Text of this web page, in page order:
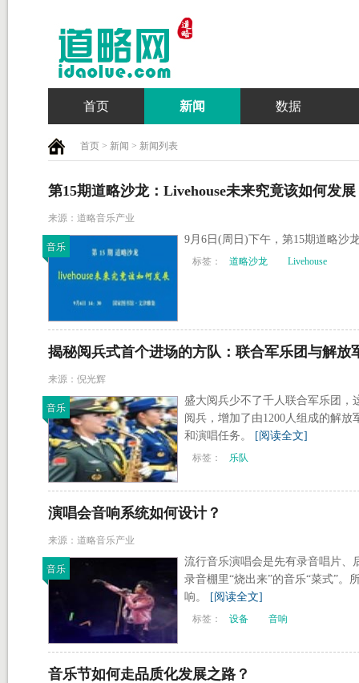
首页 新闻 数据
首页 > 新闻 > 新闻列表
第15期道略沙龙：Livehouse未来究竟该如何发展
来源：道略音乐产业
音乐
9月6日(周日)下午，第15期道略沙
标签： 道略沙龙 Livehouse
揭秘阅兵式首个进场的方队：联合军乐团与解放
来源：倪光辉
音乐
盛大阅兵少不了千人联合军乐团，
阅兵，增加了由1200人组成的解
和演唱任务。
[阅读全文]
标签： 乐队
演唱会音响系统如何设计？
来源：道略音乐产业
音乐
流行音乐演唱会是先有录音唱片、
录音棚里“烧出来”的音乐“菜式”。
响。
[阅读全文]
标签： 设备 音响
音乐节如何走品质化发展之路？